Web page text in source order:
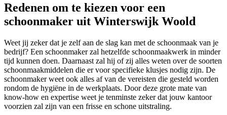
Redenen om te kiezen voor een
schoonmaker uit Winterswijk Woold
Weet jij zeker dat je zelf aan de slag kan met de schoonmaak van je
bedrijf? Een schoonmaker zal hetzelfde schoonmaakwerk in minder
tijd kunnen doen. Daarnaast zal hij of zij alles weten over de soorten
schoonmaakmiddelen die er voor specifieke klusjes nodig zijn. De
schoonmaker weet ook alles af van de vereisten die gesteld worden
rondom de hygiëne in de werkplaats. Door deze grote mate van
know-how en expertise weet je tenminste zeker dat jouw kantoor
voorzien zal zijn van een frisse en schone uitstraling.